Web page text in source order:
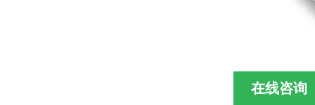
在线咨询